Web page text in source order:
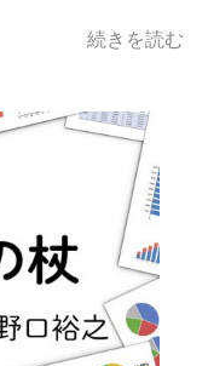
続きを読む